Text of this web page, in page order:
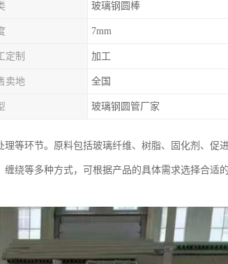
玻璃钢圆棒
7mm
定制 加工
卖地 全国
玻璃钢圆管厂家
等环节。原料包括玻璃纤维、树脂、固化剂、促
绕等多种方式，可根据产品的具体需求选择合适